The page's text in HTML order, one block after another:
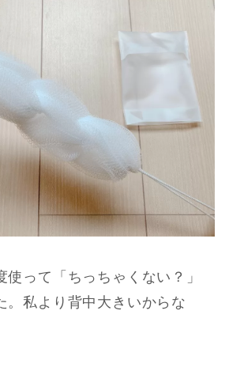
って「ちっちゃくない？」
。私より背中大きいからな